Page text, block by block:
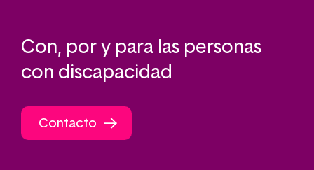
Con, por y para las personas
con discapacidad
Contacto